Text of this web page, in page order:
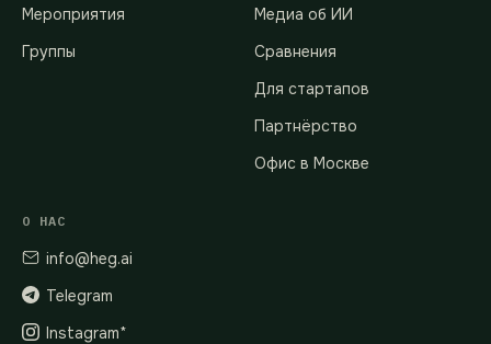
Мероприятия
Группы
Медиа об ИИ
Сравнения
Для стартапов
Партнёрство
Офис в Москве
О НАС
info@heg.ai
Telegram
Instagram*